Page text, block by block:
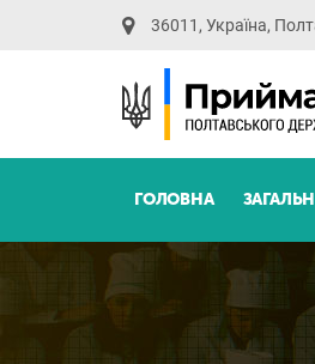
36011, Україна,
ГОЛОВНА